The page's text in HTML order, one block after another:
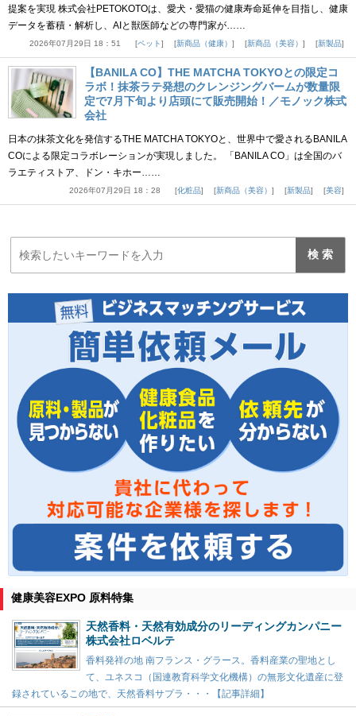
提案を実現 株式会社PETOKOTOは、愛犬・愛猫の健康寿命延伸を目指し、健康
データを蓄積・解析し、AIと獣医師などの専門家が……
2026年07月29日 18：51 ペット 新商品（健康） 新商品（美容） 新製品
【BANILA CO】THE MATCHA TOKYOとの限定コ
ラボ！抹茶ラテ発想のクレンジングバームが数量限
定で7月下旬より店頭にて販売開始！／モノック株式
会社
日本の抹茶文化を発信するTHE MATCHA TOKYOと、世界中で愛されるBANILA
COによる限定コラボレーションが実現しました。 「BANILA CO」は全国のバ
ラエティストア、ドン・キホー……
2026年07月29日 18：28 化粧品 新商品（美容） 新製品 美容
健康美容EXPO 原料特集
天然香料・天然有効成分のリーディングカンパニー
株式会社ロベルテ
香料発祥の地 南フランス・グラース。香料産業の聖地とし
て、ユネスコ（国連教育科学文化機構）の無形文化遺産に登
録されているこの地で、天然香料サプラ・・・【記事詳細】